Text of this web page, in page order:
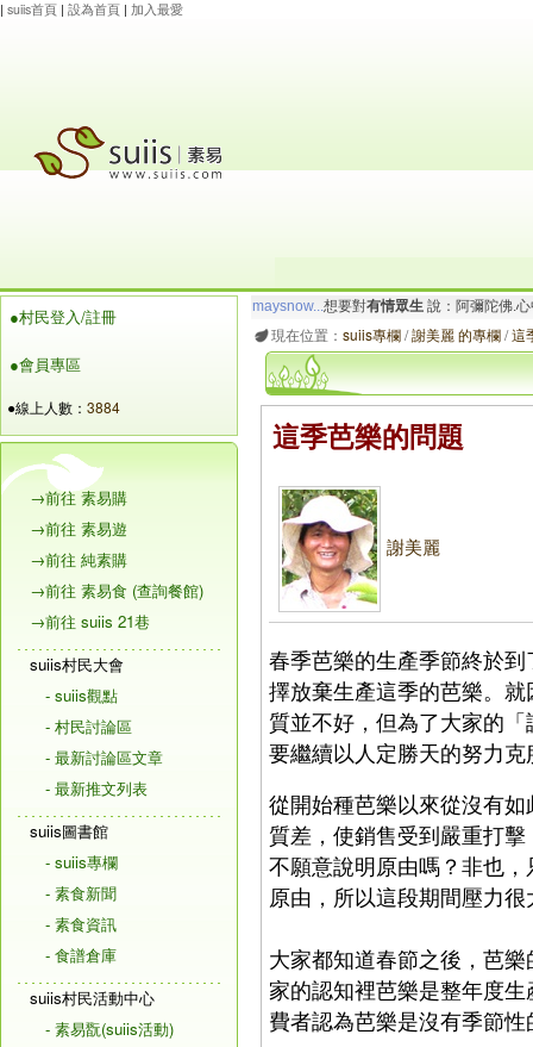
| suiis首頁 | 設為首頁 | 加入最愛
●村民登入/註冊
●會員專區
●線上人數： 3884
→前往 素易購
→前往 素易遊
→前往 純素購
→前往 素易食 (查詢餐館)
→前往 suiis 21巷
suiis村民大會
- suiis觀點
- 村民討論區
- 最新討論區文章
- 最新推文列表
suiis圖書館
- suiis專欄
- 素食新聞
- 素食資訊
- 食譜倉庫
suiis村民活動中心
- 素易翫(suiis活動)
maysnow...想要對有情眾生 說：阿彌陀佛.
玲瓏虹想要對 有情眾生說：阿彌陀佛.心寬
現在位置： suiis專欄/謝美麗 的專欄/這
這季芭樂的問題
謝美麗
春季芭樂的生產季節終於
擇放棄生產這季的芭樂。
質並不好，但為了大家的
要繼續以人定勝天的努力
從開始種芭樂以來從沒有
質差，使銷售受到嚴重打
不願意說明原由嗎？非也
原由，所以這段期間壓力
大家都知道春節之後，芭
家的認知裡芭樂是整年度
費者認為芭樂是沒有季節